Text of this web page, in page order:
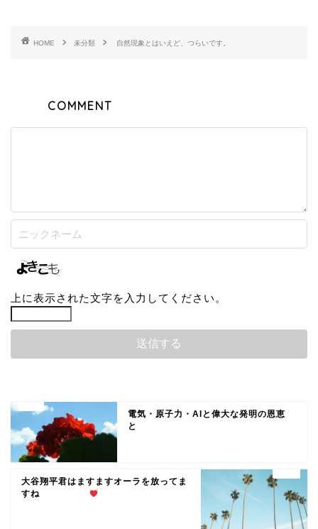
HOME 未分類 自然現象とはいえど、つらいです。
COMMENT
上に表示された文字を入力してください。
電気・原子力・AIと偉大な発明の恩恵
と
大谷翔平君はますますオーラを放ってま
すね